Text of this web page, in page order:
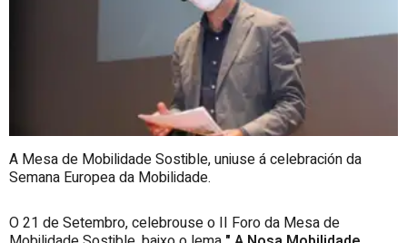
A Mesa de Mobilidade Sostible, uniuse á celebración da
Semana Europea da Mobilidade.
O 21 de Setembro, celebrouse o II Foro da Mesa de